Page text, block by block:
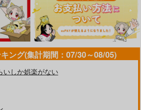
ング(集計期間：07/30～08/05)
いしか娯楽がない